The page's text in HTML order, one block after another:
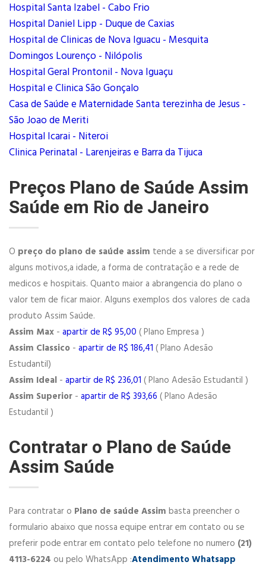
Hospital Santa Izabel - Cabo Frio
Hospital Daniel Lipp - Duque de Caxias
Hospital de Clinicas de Nova Iguacu - Mesquita
Domingos Lourenço - Nilópolis
Hospital Geral Prontonil - Nova Iguaçu
Hospital e Clinica São Gonçalo
Casa de Saúde e Maternidade Santa terezinha de Jesus -
São Joao de Meriti
Hospital Icarai - Niteroi
Clinica Perinatal - Larenjeiras e Barra da Tijuca
Preços Plano de Saúde Assim
Saúde em Rio de Janeiro
O preço do plano de saúde assim tende a se diversificar por
alguns motivos,a idade, a forma de contratação e a rede de
medicos e hospitais. Quanto maior a abrangencia do plano o
valor tem de ficar maior. Alguns exemplos dos valores de cada
produto Assim Saúde.
Assim Max - apartir de R$ 95,00 ( Plano Empresa )
Assim Classico - apartir de R$ 186,41 ( Plano Adesão
Estudantil)
Assim Ideal - apartir de R$ 236,01 ( Plano Adesão Estudantil )
Assim Superior - apartir de R$ 393,66 ( Plano Adesão
Estudantil )
Contratar o Plano de Saúde
Assim Saúde
Para contratar o Plano de saúde Assim basta preencher o
formulario abaixo que nossa equipe entrar em contato ou se
preferir pode entrar em contato pelo telefone no numero (21)
4113-6224 ou pelo WhatsApp :Atendimento Whatsapp